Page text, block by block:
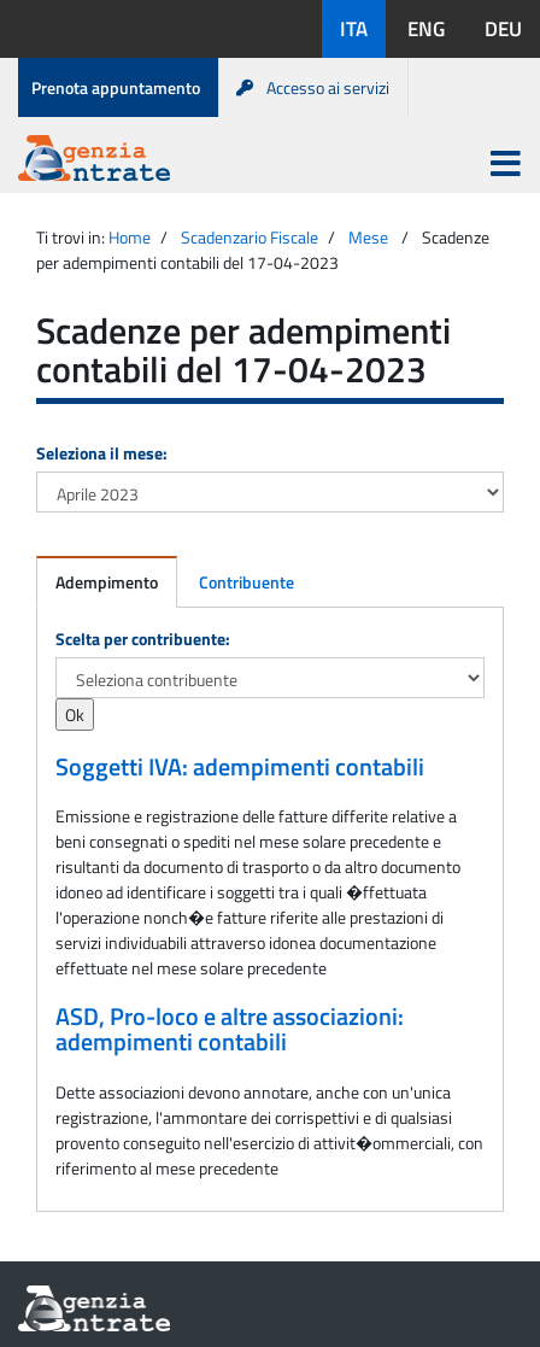
contenuto
disponibili:
ITA ENG DEU
Menu
di
servizio
Prenota appuntamento Accesso ai servizi
Agenzia
Entrate
Apri
menu
principale
Ti trovi in: Home Scadenzario Fiscale Mese
Scadenze
per adempimenti contabili del 17-04-2023
Scadenze per adempimenti
contabili del 17-04-2023
Seleziona il mese:
Adempimento Contribuente
Adempimento
Scelta per contribuente:
Soggetti IVA: adempimenti contabili
Emissione e registrazione delle fatture differite relative a
beni consegnati o spediti nel mese solare precedente e
risultanti da documento di trasporto o da altro documento
idoneo ad identificare i soggetti tra i quali �ffettuata
l'operazione nonch�e fatture riferite alle prestazioni di
servizi individuabili attraverso idonea documentazione
effettuate nel mese solare precedente
ASD, Pro-loco e altre associazioni:
adempimenti contabili
Dette associazioni devono annotare, anche con un'unica
registrazione, l'ammontare dei corrispettivi e di qualsiasi
provento conseguito nell'esercizio di attivit�ommerciali, con
riferimento al mese precedente
Informazioni
sul